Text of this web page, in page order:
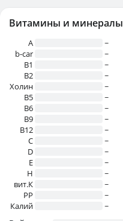
Витамины и минералы
A
~
b-car
~
В1
~
B2
~
Холин
~
B5
~
B6
~
B9
~
B12
~
C
~
D
~
E
~
H
~
вит.К
~
PP
~
Калий
~